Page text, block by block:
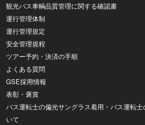
観光バス車輌品質管理に関する確認書
運行管理体制
運行管理規定
安全管理規程
ツアー予約・決済の手順
よくある質問
GSE採用情報
表彰・褒賞
バス運転士の偏光サングラス着用・バス運転
いて